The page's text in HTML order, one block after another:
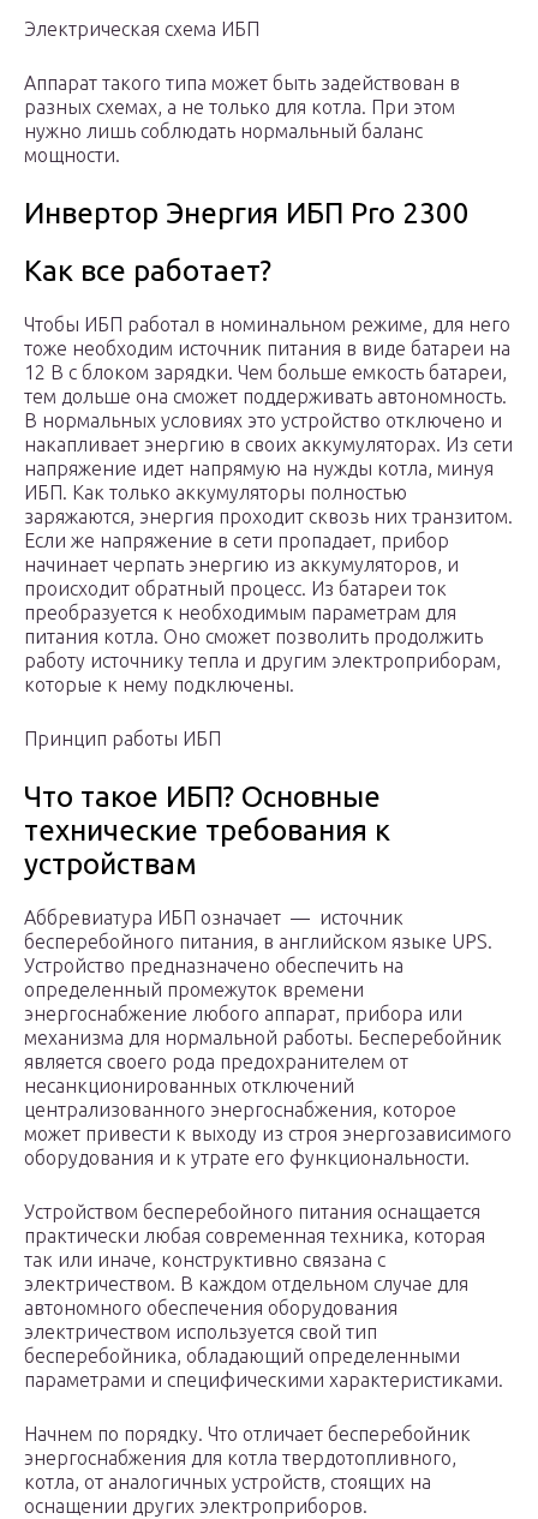
Электрическая схема ИБП
Аппарат такого типа может быть задействован в
разных схемах, а не только для котла. При этом
нужно лишь соблюдать нормальный баланс
мощности.
Инвертор Энергия ИБП Pro 2300
Как все работает?
Чтобы ИБП работал в номинальном режиме, для него
тоже необходим источник питания в виде батареи на
12 В с блоком зарядки. Чем больше емкость батареи,
тем дольше она сможет поддерживать автономность.
В нормальных условиях это устройство отключено и
накапливает энергию в своих аккумуляторах. Из сети
напряжение идет напрямую на нужды котла, минуя
ИБП. Как только аккумуляторы полностью
заряжаются, энергия проходит сквозь них транзитом.
Если же напряжение в сети пропадает, прибор
начинает черпать энергию из аккумуляторов, и
происходит обратный процесс. Из батареи ток
преобразуется к необходимым параметрам для
питания котла. Оно сможет позволить продолжить
работу источнику тепла и другим электроприборам,
которые к нему подключены.
Принцип работы ИБП
Что такое ИБП? Основные
технические требования к
устройствам
Аббревиатура ИБП означает — источник
бесперебойного питания, в английском языке UPS.
Устройство предназначено обеспечить на
определенный промежуток времени
энергоснабжение любого аппарат, прибора или
механизма для нормальной работы. Бесперебойник
является своего рода предохранителем от
несанкционированных отключений
централизованного энергоснабжения, которое
может привести к выходу из строя энергозависимого
оборудования и к утрате его функциональности.
Устройством бесперебойного питания оснащается
практически любая современная техника, которая
так или иначе, конструктивно связана с
электричеством. В каждом отдельном случае для
автономного обеспечения оборудования
электричеством используется свой тип
бесперебойника, обладающий определенными
параметрами и специфическими характеристиками.
Начнем по порядку. Что отличает бесперебойник
энергоснабжения для котла твердотопливного,
котла, от аналогичных устройств, стоящих на
оснащении других электроприборов.